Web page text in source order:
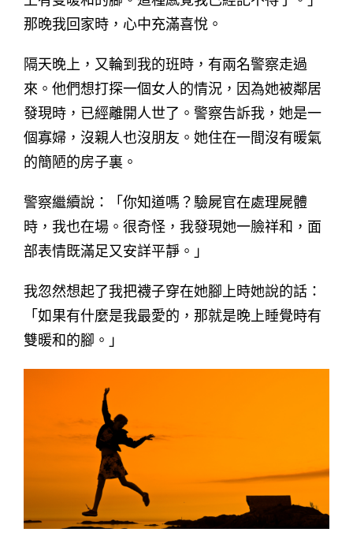
那晚我回家時，心中充滿喜悅。
隔天晚上，又輪到我的班時，有兩名警察走過
來。他們想打探一個女人的情況，因為她被鄰居
發現時，已經離開人世了。警察告訴我，她是一
個寡婦，沒親人也沒朋友。她住在一間沒有暖氣
的簡陋的房子裏。
警察繼續說：「你知道嗎？驗屍官在處理屍體
時，我也在場。很奇怪，我發現她一臉祥和，面
部表情既滿足又安詳平靜。」
我忽然想起了我把襪子穿在她腳上時她說的話：
「如果有什麼是我最愛的，那就是晚上睡覺時有
雙暖和的腳。」